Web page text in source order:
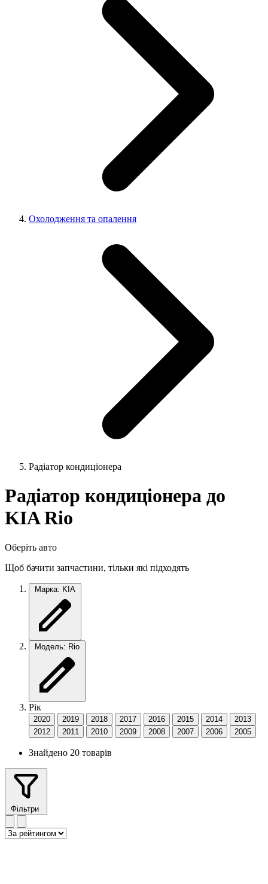
Охолодження та опалення
Радіатор кондиціонера
Радіатор кондиціонера до
KIA Rio
Оберіть авто
Щоб бачити запчастини, тільки які підходять
Марка: KIA
Модель: Rio
Рік
2020 2019 2018 2017 2016 2015 2014
2013
2012
2011 2010 2009 2008 2007 2006 2005
Знайдено 20 товарів
Фільтри